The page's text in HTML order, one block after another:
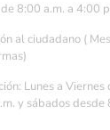
8:00 a.m. a 4:00
al ciudadano (
Lunes a Viernes
y sábados desde